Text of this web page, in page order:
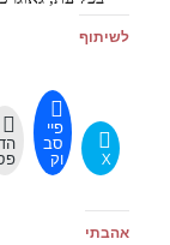
לשיתוף
X
פיי
סב
וק
אהבתי